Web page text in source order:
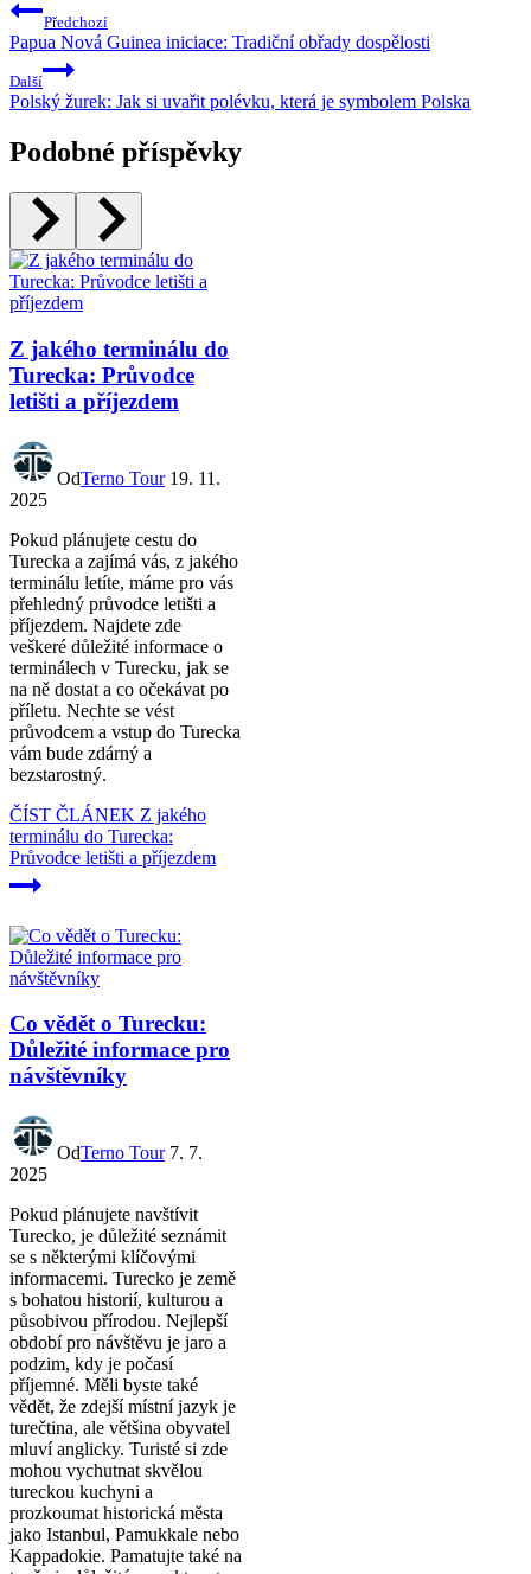
Předchozí
Papua Nová Guinea iniciace: Tradiční obřady dospělosti
Další
Polský žurek: Jak si uvařit polévku, která je symbolem Polska
Podobné příspěvky
Z jakého terminálu do
Turecka: Průvodce
letišti a příjezdem
OdTerno Tour 19. 11.
2025
Pokud plánujete cestu do
Turecka a zajímá vás, z jakého
terminálu letíte, máme pro vás
přehledný průvodce letišti a
příjezdem. Najdete zde
veškeré důležité informace o
terminálech v Turecku, jak se
na ně dostat a co očekávat po
příletu. Nechte se vést
průvodcem a vstup do Turecka
vám bude zdárný a
bezstarostný.
ČÍST ČLÁNEK Z jakého
terminálu do Turecka:
Průvodce letišti a příjezdem
Co vědět o Turecku:
Důležité informace pro
návštěvníky
OdTerno Tour 7. 7.
2025
Pokud plánujete navštívit
Turecko, je důležité seznámit
se s některými klíčovými
informacemi. Turecko je země
s bohatou historií, kulturou a
působivou přírodou. Nejlepší
období pro návštěvu je jaro a
podzim, kdy je počasí
příjemné. Měli byste také
vědět, že zdejší místní jazyk je
turečtina, ale většina obyvatel
mluví anglicky. Turisté si zde
mohou vychutnat skvělou
tureckou kuchyni a
prozkoumat historická města
jako Istanbul, Pamukkale nebo
Kappadokie. Pamatujte také na